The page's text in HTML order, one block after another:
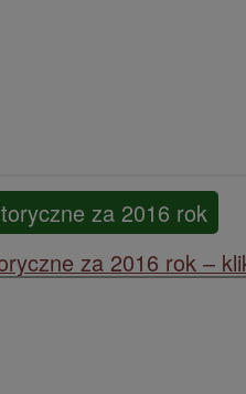
za 2016 rok
za 2016 rok –